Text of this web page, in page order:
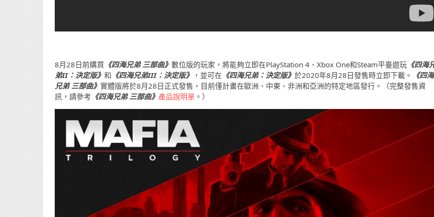
8月28日前購買 《四海兄弟 三部曲》 數位版的玩家，將能夠立即在PlayStation 4、Xbox One和Steam平臺遊玩 《四海
弟II：決定版》 和 《四海兄弟III：決定版》 ，並可在 《四海兄弟：決定版》 於2020年8月28日發售時立即下載。
《四海
兄弟 三部曲》 實體版將於8月28日正式發售，目前僅計畫在歐洲、中東、非洲和亞洲的特定地區發行。（完整發售資
訊，請參考 《四海兄弟 三部曲》 產品說明單 。）